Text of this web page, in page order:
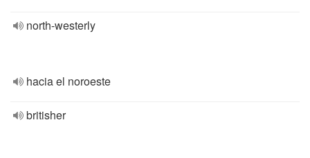
north-westerly
hacia el noroeste
britisher